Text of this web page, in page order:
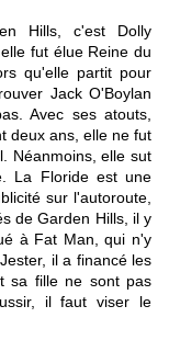
Hills, c'est Dolly
fut élue Reine du
qu'elle partit pour
Jack O'Boylan
Avec ses atouts,
deux ans, elle ne fut
Néanmoins, elle sut
La Floride est une
sur l'autoroute,
de Garden Hills, il y
à Fat Man, qui n'y
il a financé les
sa fille ne sont pas
il faut viser le